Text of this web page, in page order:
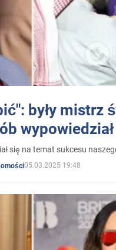
były mistrz
się na temat sukcesu
05.03.2025 19:48